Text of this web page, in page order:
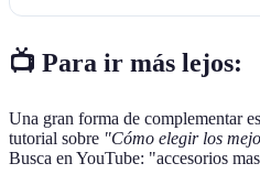
📺 Para ir más lejos:
Una gran forma de complementar
tutorial sobre "Cómo elegir los
Busca en YouTube: "accesorios